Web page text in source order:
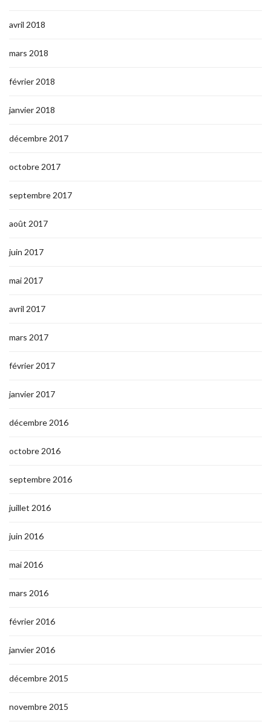
avril 2018
mars 2018
février 2018
janvier 2018
décembre 2017
octobre 2017
septembre 2017
août 2017
juin 2017
mai 2017
avril 2017
mars 2017
février 2017
janvier 2017
décembre 2016
octobre 2016
septembre 2016
juillet 2016
juin 2016
mai 2016
mars 2016
février 2016
janvier 2016
décembre 2015
novembre 2015